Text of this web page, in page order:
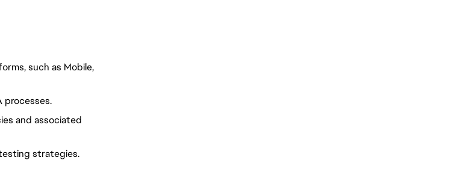
such as Mobile,
processes.
and associated
strategies.